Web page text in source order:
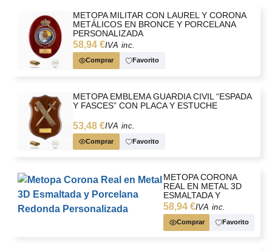
METOPA MILITAR CON LAUREL Y CORONA
METÁLICOS EN BRONCE Y PORCELANA
PERSONALIZADA
58,94 €IVA inc.
Comprar Favorito
METOPA EMBLEMA GUARDIA CIVIL “ESPADA
Y FASCES” CON PLACA Y ESTUCHE
53,48 €IVA inc.
Comprar Favorito
METOPA CORONA
REAL EN METAL 3D
ESMALTADA Y
PORCELANA
REDONDA
PERSONALIZADA
58,94 €IVA inc.
Comprar Favorito